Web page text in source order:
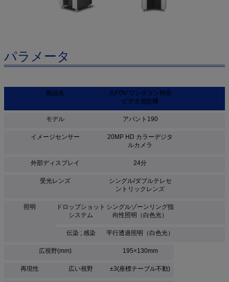
パラメータ
製品名
大FOV ワンボタン精密
ビデオ測定機
モデル アバント190
イメージセンサー
20MP HD カラーデジタ
ルカメラ
外部ディスプレイ 24分
受光レンズ
シングル/ダブルテレセ
ントリックレンズ
照明
ドロップショット
システム
シングルゾーンリング指
向性照明（白色光）
伝染 ; 感染 平行透過照明（白色光）
広視野(mm) 195×130mm
再現性 広い視野 ±3(座標テーブル不動)